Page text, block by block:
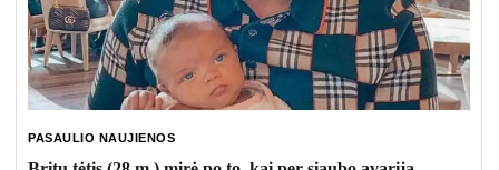
PASAULIO NAUJIENOS